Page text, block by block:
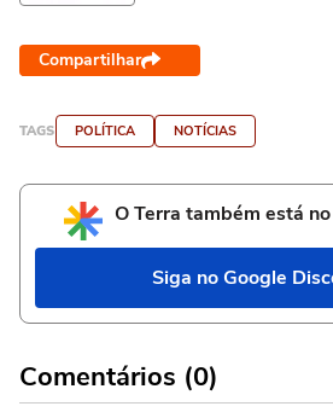
Compartilhar
TAGS POLÍTICA NOTÍCIAS
O Terra também está
Siga no Google
Comentários (0)